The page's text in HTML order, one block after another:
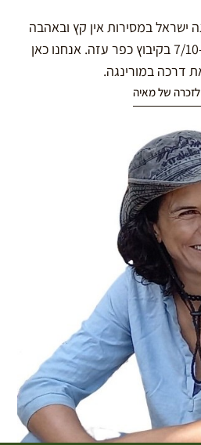
ישראל במסירות אין קץ ובאהבה
גדולה. מאיה נרצחה ב-7/10 בקיבוץ כפר עזה. אנחנו כאן
דרכה במורינגה.
של מאיה